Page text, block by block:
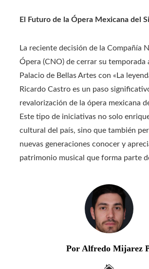
El Futuro de la Ópera Mexicana del
La reciente decisión de la Compañía
Ópera (CNO) de cerrar su temporada
Palacio de Bellas Artes con «La
Ricardo Castro es un paso
revalorización de la ópera mexicana
Este tipo de iniciativas no solo
cultural del país, sino que también
nuevas generaciones conocer y
patrimonio musical que forma parte
Por Alfredo Mijarez